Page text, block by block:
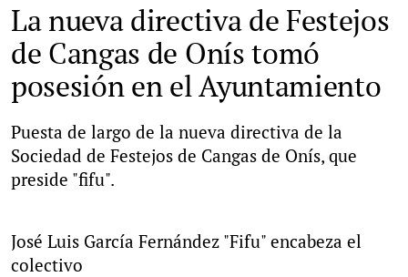
La nueva directiva de Festejos
de Cangas de Onís tomó
posesión en el Ayuntamiento
Puesta de largo de la nueva directiva de la
Sociedad de Festejos de Cangas de Onís, que
preside "fifu".
José Luis García Fernández "Fifu" encabeza el
colectivo